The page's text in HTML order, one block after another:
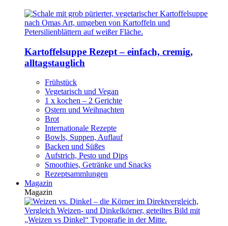
Kartoffelsuppe Rezept – einfach, cremig,
alltagstauglich
Frühstück
Vegetarisch und Vegan
1 x kochen – 2 Gerichte
Ostern und Weihnachten
Brot
Internationale Rezepte
Bowls, Suppen, Auflauf
Backen und Süßes
Aufstrich, Pesto und Dips
Smoothies, Getränke und Snacks
Rezeptsammlungen
Magazin
Magazin